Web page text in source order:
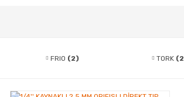
FRIO (2) TORK